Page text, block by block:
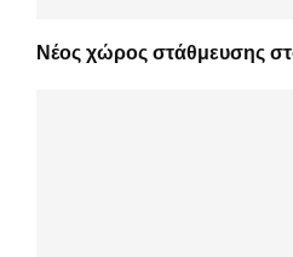
Νέος χώρος στάθμευσης